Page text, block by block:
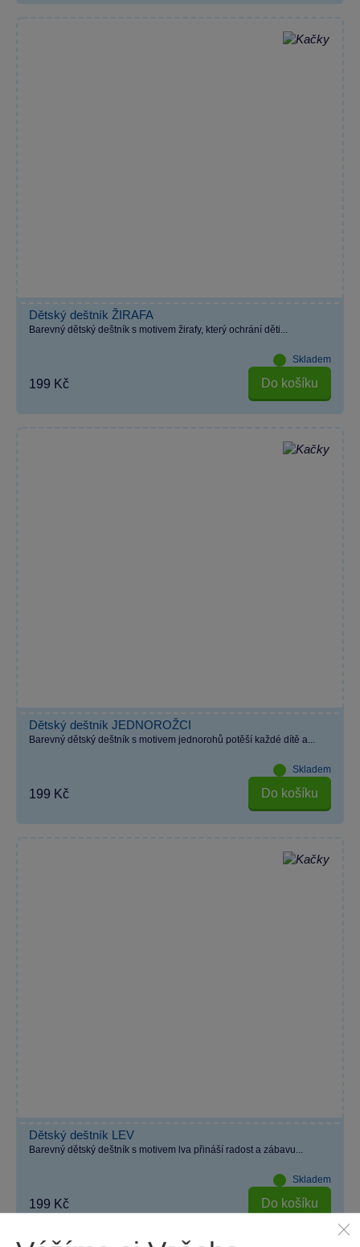
Dětský deštník ŽIRAFA
Barevný dětský deštník s motivem žirafy, který ochrání děti...
Skladem
199 Kč Do košíku
Dětský deštník JEDNOROŽCI
Barevný dětský deštník s motivem jednorohů potěší každé dítě a...
Skladem
199 Kč Do košíku
Dětský deštník LEV
Barevný dětský deštník s motivem lva přináší radost a zábavu...
Skladem
199 Kč Do košíku